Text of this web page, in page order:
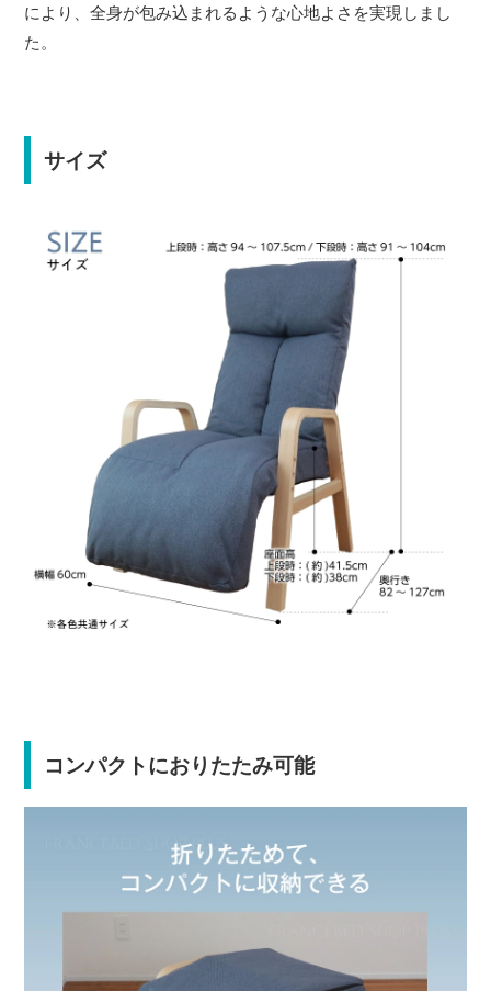
により、全身が包み込まれるような心地よさを実現しまし
た。
サイズ
コンパクトにおりたたみ可能